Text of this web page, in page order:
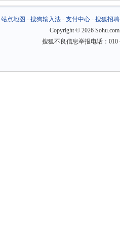
站点地图 - 搜狗输入法- 支付中心- 搜狐招聘
Copyright © 2026
搜狐不良信息举报电话：010